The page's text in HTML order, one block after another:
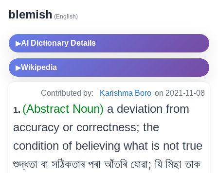
blemish (English)
▶AI Dictionary Details
▶Wikipedia
Contributed by: Karishma Boro on 2021-11-08
1. (Abstract Noun) a deviation from
accuracy or correctness; the
condition of believing what is not true
শুদ্ধতা বা সঠিকতাৰ পৰা আঁতৰি যোৱা; যি মিছা তাক